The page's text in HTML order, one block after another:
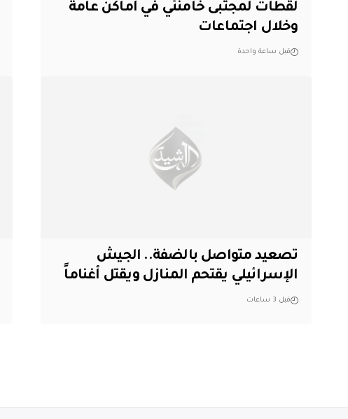
لقطات لمجتبى خامنئي في أماكن عامة
وخلال اجتماعات
قبل ساعة واحدة
تصعيد متواصل بالضفة.. الجيش
الإسرائيلي يقتحم المنازل ويقتل أغناماً
قبل 3 ساعات